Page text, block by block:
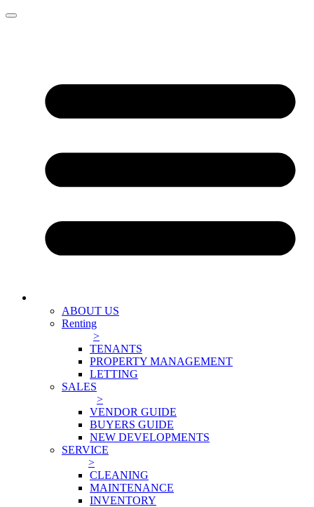
ABOUT US
Renting
>
TENANTS
PROPERTY MANAGEMENT
LETTING
SALES
>
VENDOR GUIDE
BUYERS GUIDE
NEW DEVELOPMENTS
SERVICE
>
CLEANING
MAINTENANCE
INVENTORY